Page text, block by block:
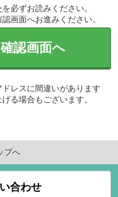
を必ずお読みください。
画面へお進みください。
認画面へ
レスに間違いがあります
る場合もございます。
プへ
合わせ